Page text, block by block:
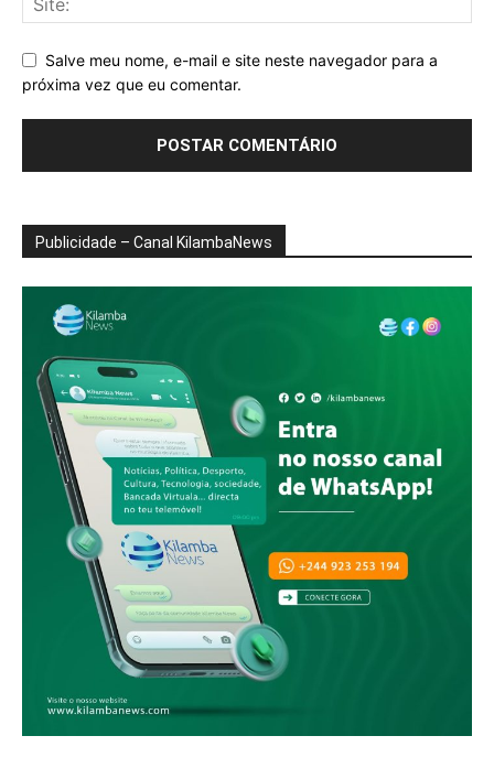
Salve meu nome, e-mail e site neste navegador para a
próxima vez que eu comentar.
Publicidade – Canal KilambaNews